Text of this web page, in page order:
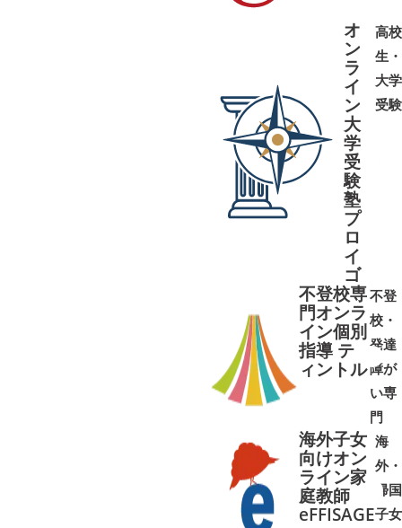
オ
ン
ラ
イ
ン
大
学
受
験
塾
プ
ロ
イ
ゴ
高校
生・
大学
受験
不登校専
門オンラ
イン個別
指導 テ
ィントル
不登
校・
発達
障が
い専
門
➜➜
海外子女
向けオン
ライン家
庭教師
eFFISAGE
海
外・
帰国
子女
➜➜